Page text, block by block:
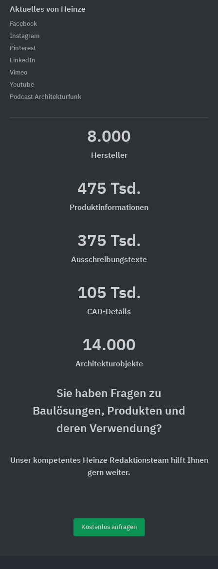
Aktuelles von Heinze
Facebook
Instagram
Pinterest
LinkedIn
Vimeo
Youtube
Podcast Architekturfunk
8.000
Hersteller
475 Tsd.
Produktinformationen
375 Tsd.
Ausschreibungstexte
105 Tsd.
CAD-Details
14.000
Architekturobjekte
Sie haben Fragen zu
Baulösungen, Produkten und
deren Verwendung?
Unser kompetentes Heinze Redaktionsteam hilft Ihnen
gern weiter.
Kostenlos anfragen